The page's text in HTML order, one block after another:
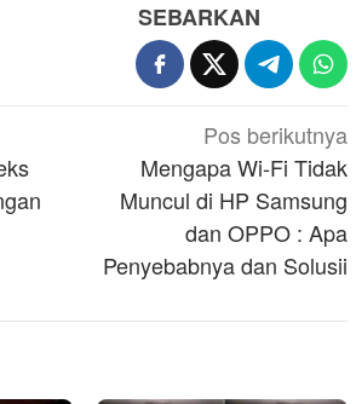
SEBARKAN
Pos berikutnya
Mengapa Wi-Fi Tidak
Muncul di HP Samsung
dan OPPO : Apa
Penyebabnya dan Solusii